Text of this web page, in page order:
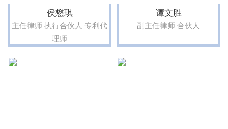
侯懋琪
主任律师 执行合伙人 专利代
理师
谭文胜
副主任律师 合伙人